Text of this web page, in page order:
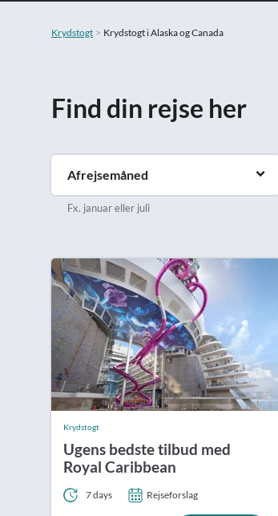
Krydstogt Krydstogt i Alaska og Canada
Find din rejse her
Afrejsemåned
Fx. januar eller juli
Krydstogt
Ugens bedste tilbud med
Royal Caribbean
7 days Rejseforslag